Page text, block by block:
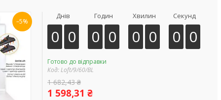
–5%
Днів
0 0
Годин
0 0
Хвилин
0 0
Секунд
0 0
Готово до відправки
Код:Loft/9/60/BL
1 682,43 ₴
1 598,31 ₴